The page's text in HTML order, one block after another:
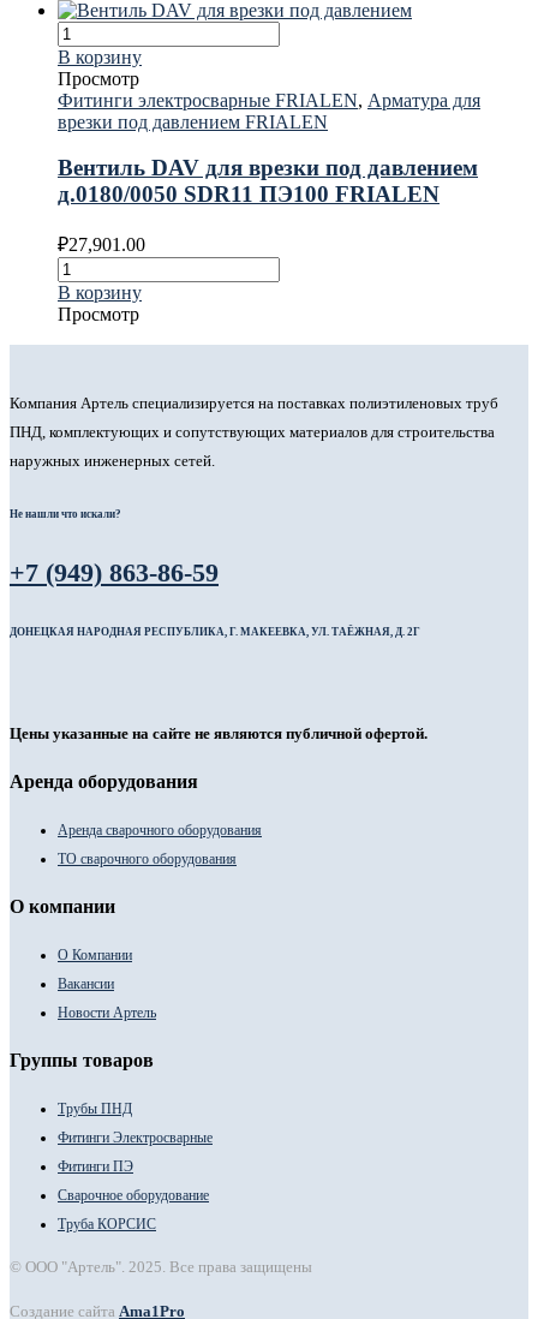
В корзину
Просмотр
Фитинги электросварные FRIALEN, Арматура для
врезки под давлением FRIALEN
Вентиль DAV для врезки под давлением
д.0180/0050 SDR11 ПЭ100 FRIALEN
₽27,901.00
В корзину
Просмотр
Компания Артель специализируется на поставках полиэтиленовых труб
ПНД, комплектующих и сопутствующих материалов для строительства
наружных инженерных сетей.
Не нашли что искали?
+7 (949) 863-86-59
ДОНЕЦКАЯ НАРОДНАЯ РЕСПУБЛИКА, Г. МАКЕЕВКА, УЛ. ТАЁЖНАЯ, Д. 2Г
Цены указанные на сайте не являются публичной офертой.
Аренда оборудования
Аренда сварочного оборудования
ТО сварочного оборудования
О компании
О Компании
Вакансии
Новости Артель
Группы товаров
Трубы ПНД
Фитинги Электросварные
Фитинги ПЭ
Сварочное оборудование
Труба КОРСИС
© ООО "Артель". 2025. Все права защищены
Создание сайта Ama1Pro